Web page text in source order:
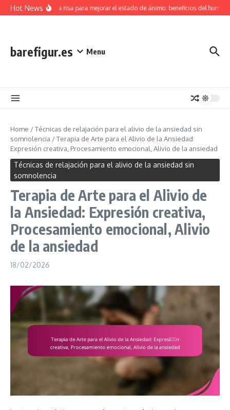
Skip to content
Hot News
Terapia de la risa para mejorar el estado de ánimo: beneficios del humor,
barefigur.es Menu
Home /Técnicas de relajación para el alivio de la ansiedad sin
somnolencia /Terapia de Arte para el Alivio de la Ansiedad:
Expresión creativa, Procesamiento emocional, Alivio de la ansiedad
Técnicas de relajación para el alivio de la ansiedad sin
somnolencia
Terapia de Arte para el Alivio de
la Ansiedad: Expresión creativa,
Procesamiento emocional, Alivio
de la ansiedad
18/02/2026